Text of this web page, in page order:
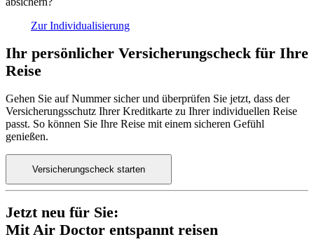
Zur Individualisierung
Ihr persönlicher Versicherungscheck für Ihre
Reise
Gehen Sie auf Nummer sicher und überprüfen Sie jetzt, dass der
Versicherungsschutz Ihrer Kreditkarte zu Ihrer individuellen Reise
passt. So können Sie Ihre Reise mit einem sicheren Gefühl
genießen.
Versicherungscheck starten
Jetzt neu für Sie:
Mit Air Doctor entspannt reisen